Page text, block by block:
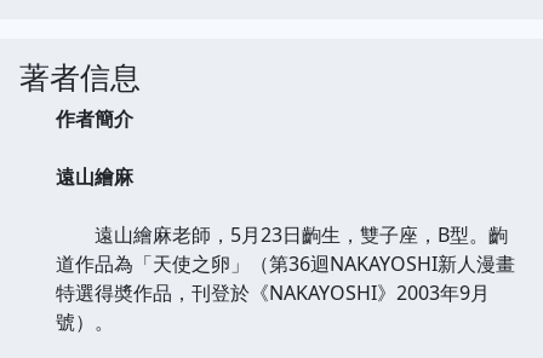
著者信息
作者簡介
遠山繪麻
遠山繪麻老師，5月23日齣生，雙子座，B型。齣
道作品為「天使之卵」（第36迴NAKAYOSHI新人漫畫
特選得奬作品，刊登於《NAKAYOSHI》2003年9月
號）。